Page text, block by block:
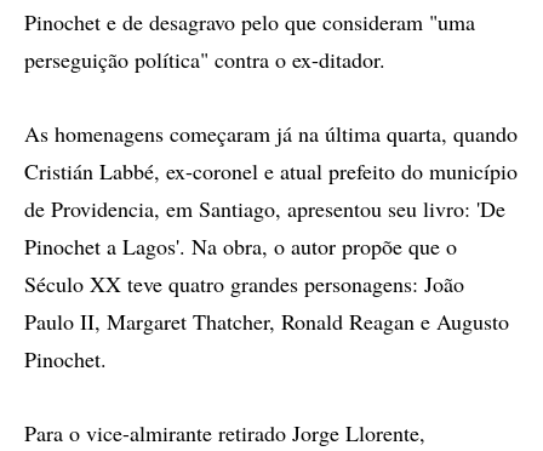
Pinochet e de desagravo pelo que consideram "uma
perseguição política" contra o ex-ditador.
As homenagens começaram já na última quarta, quando
Cristián Labbé, ex-coronel e atual prefeito do município
de Providencia, em Santiago, apresentou seu livro: 'De
Pinochet a Lagos'. Na obra, o autor propõe que o
Século XX teve quatro grandes personagens: João
Paulo II, Margaret Thatcher, Ronald Reagan e Augusto
Pinochet.
Para o vice-almirante retirado Jorge Llorente,